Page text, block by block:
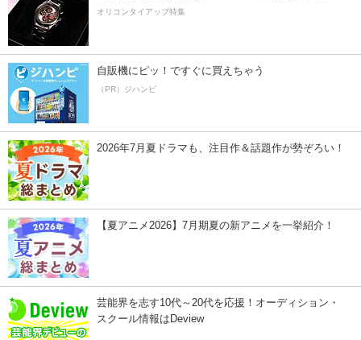
オリコンタイアップ特集
自販機にピッ！ですぐに買えちゃう
（PR）ジハンピ
2026年7月夏ドラマも、注目作＆話題作が勢ぞろい！
【夏アニメ2026】7月期夏の新アニメを一挙紹介！
芸能界を志す10代～20代を応援！オーディション・
スクール情報はDeview